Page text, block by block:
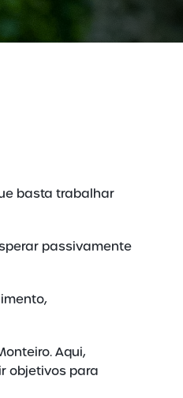
basta trabalhar
passivamente
Aqui,
objetivos para